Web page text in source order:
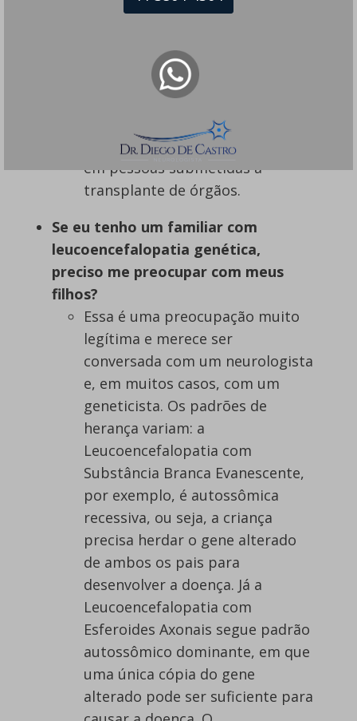
LMP, hoje ela é também
usam medicamentos
imunossupressores para
doenças autoimunes como
Esclerose Múltipla, artrite
reumatoide e lúpus, bem como
em pessoas submetidas a
transplante de órgãos.
Se eu tenho um familiar com
leucoencefalopatia genética,
preciso me preocupar com meus
filhos?
Essa é uma preocupação muito
legítima e merece ser
conversada com um neurologista
e, em muitos casos, com um
geneticista. Os padrões de
herança variam: a
Leucoencefalopatia com
Substância Branca Evanescente,
por exemplo, é autossômica
recessiva, ou seja, a criança
precisa herdar o gene alterado
de ambos os pais para
desenvolver a doença. Já a
Leucoencefalopatia com
Esferoides Axonais segue padrão
autossômico dominante, em que
uma única cópia do gene
alterado pode ser suficiente para